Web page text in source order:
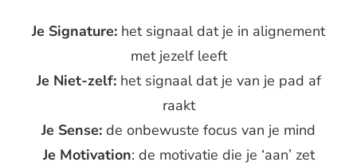
Je Signature: het signaal dat je in alignement
met jezelf leeft
Je Niet-zelf:het signaal dat je van je pad af
raakt
Je Sense: de onbewuste focus van je mind
Je Motivation: de motivatie die je ‘aan’ zet